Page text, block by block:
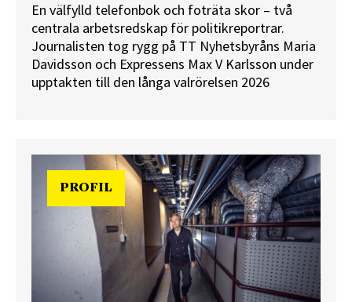
En välfylld telefonbok och foträta skor – två
centrala arbetsredskap för politikreportrar.
Journalisten tog rygg på TT Nyhetsbyråns Maria
Davidsson och Expressens Max V Karlsson under
upptakten till den långa valrörelsen 2026
PROFIL